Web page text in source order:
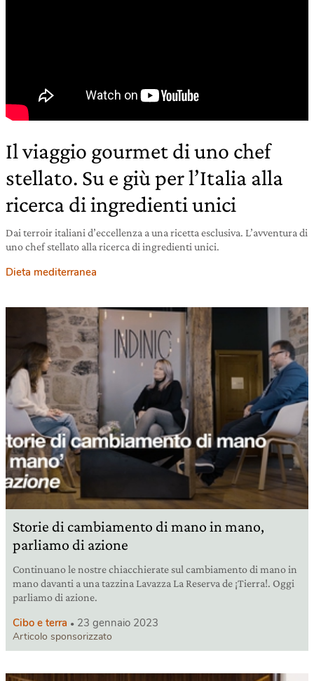
Il viaggio gourmet di uno chef
stellato. Su e giù per l’Italia alla
ricerca di ingredienti unici
Dai terroir italiani d’eccellenza a una ricetta esclusiva. L’avventura di
uno chef stellato alla ricerca di ingredienti unici.
Dieta mediterranea
Storie di cambiamento di mano in mano,
parliamo di azione
Continuano le nostre chiacchierate sul cambiamento di mano in
mano davanti a una tazzina Lavazza La Reserva de ¡Tierra!. Oggi
parliamo di azione.
Cibo e terra 23 gennaio 2023
Articolo sponsorizzato